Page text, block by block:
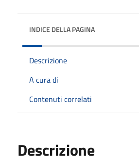
INDICE DELLA PAGINA
Descrizione
A cura di
Contenuti correlati
Descrizione